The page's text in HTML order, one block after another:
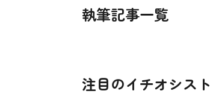
執筆記事一覧
注目のイチオシスト